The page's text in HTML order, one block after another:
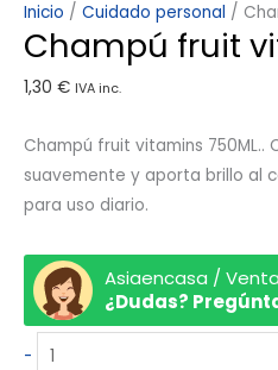
Inicio / Cuidado personal /
Champú fruit
1,30 € IVA inc.
Champú fruit vitamins 750ML..
suavemente y aporta brillo al
para uso diario.
Asiaencasa /
¿Dudas?
-